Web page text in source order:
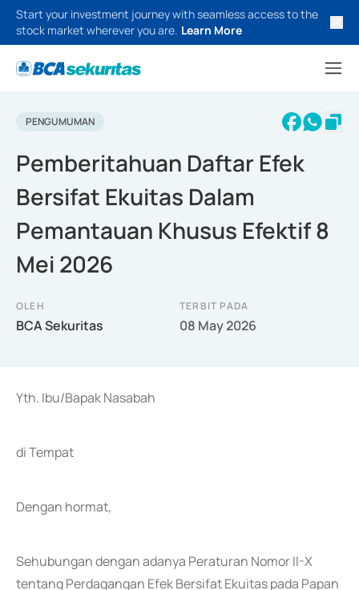
Start your investment journey with seamless access to the
stock market wherever you are. Learn More
PENGUMUMAN
Pemberitahuan Daftar Efek
Bersifat Ekuitas Dalam
Pemantauan Khusus Efektif 8
Mei 2026
OLEH
BCA Sekuritas
TERBIT PADA
08 May 2026
Yth. Ibu/Bapak Nasabah
di Tempat
Dengan hormat,
Sehubungan dengan adanya Peraturan Nomor II-X
tentang Perdagangan Efek Bersifat Ekuitas pada Papan